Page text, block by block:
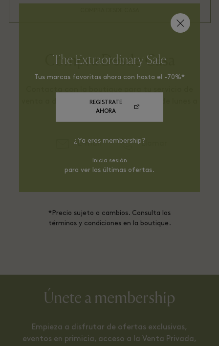
Compra Desde Casa
venta a distancia. Servicio disponible de lunes a
viernes de 10h a 17h.
E-mail Llamar
*Precio sujeto a cambios. Consulta los
términos y condiciones en la boutique.
Únete a membership
Empieza a disfrutar de ofertas exclusivas,
eventos en primicia, acceso a la Venta Privada,
The Extraordinary Sale
Tus marcas favoritas ahora con hasta el -70%*
REGÍSTRATE
AHORA
¿Ya eres membership?
Inicia sesión
para ver las últimas ofertas.